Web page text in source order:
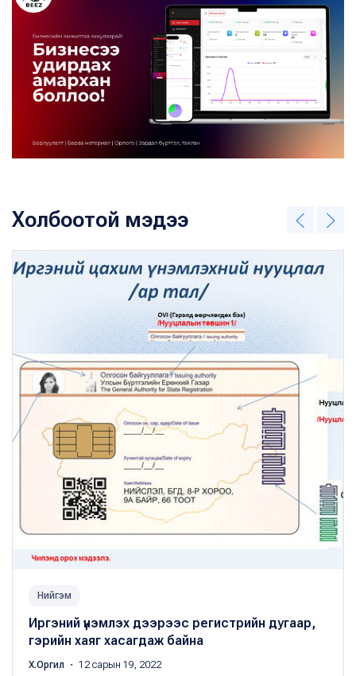
Холбоотой мэдээ
Нийгэм
Иргэний үнэмлэх дээрээс регистрийн дугаар,
гэрийн хаяг хасагдаж байна
Х.Оргил ・ 12 сарын 19, 2022